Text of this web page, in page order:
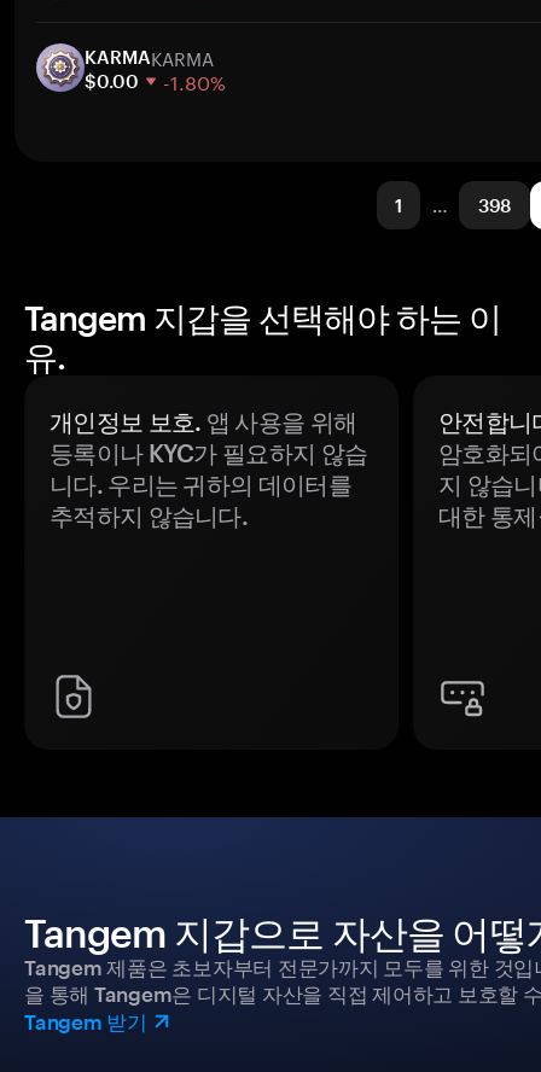
30일
시가총액
KARMAKARMA
$0.00 -1.80%
1 … 398
Tangem 지갑을 선택해야 하는 이
유.
개인정보 보호. 앱 사용을 위해
등록이나 KYC가 필요하지 않습
니다. 우리는 귀하의 데이터를
추적하지 않습니다.
안전합니
암호화되
지 않습
대한 통
Tangem 지갑으로 자산을 어떻
Tangem 제품은 초보자부터 전문가까지 모두를 위한 것
을 통해 Tangem은 디지털 자산을 직접 제어하고 보호할
Tangem 받기